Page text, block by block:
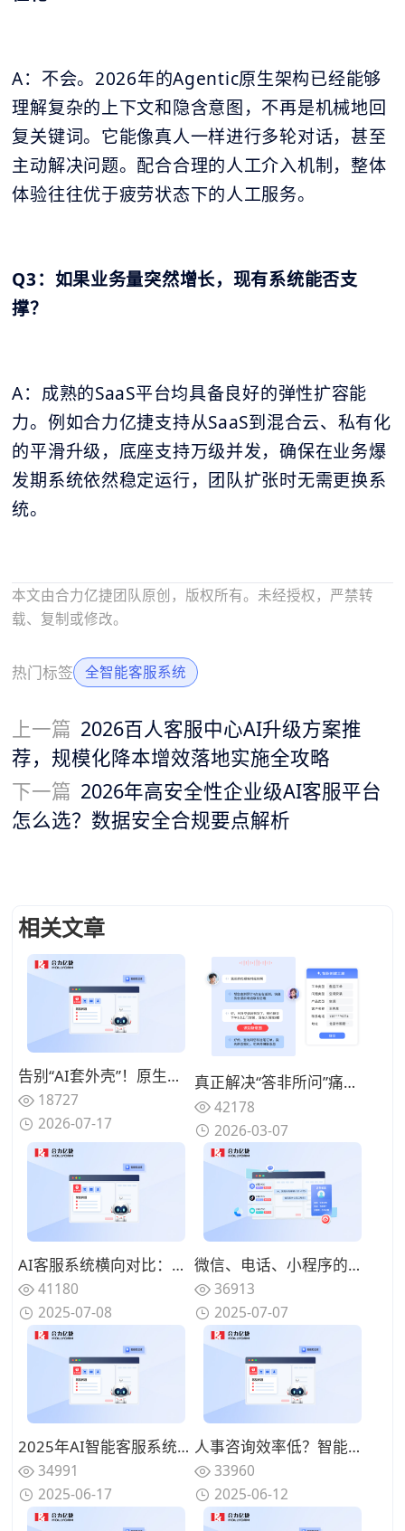
A：不会。2026年的Agentic原生架构已经能够
理解复杂的上下文和隐含意图，不再是机械地回
复关键词。它能像真人一样进行多轮对话，甚至
主动解决问题。配合合理的人工介入机制，整体
体验往往优于疲劳状态下的人工服务。
Q3：如果业务量突然增长，现有系统能否支
撑？
A：成熟的SaaS平台均具备良好的弹性扩容能
力。例如合力亿捷支持从SaaS到混合云、私有化
的平滑升级，底座支持万级并发，确保在业务爆
发期系统依然稳定运行，团队扩张时无需更换系
统。
本文由合力亿捷团队原创，版权所有。未经授权，严禁转
载、复制或修改。
热门标签 全智能客服系统
上一篇 2026百人客服中心AI升级方案推
荐，规模化降本增效落地实施全攻略
下一篇 2026年高安全性企业级AI客服平台
怎么选？数据安全合规要点解析
相关文章
告别“AI套外壳”！原生集成呼叫中心+AI电话客服+工单系统的全栈厂商推荐
18727
2026-07-17
真正解决“答非所问”痛点：2026年基于语义理解深度的智能客服机器人能力拆解与优选
42178
2026-03-07
AI客服系统横向对比：深度评测主流品牌优缺点
41180
2025-07-08
微信、电话、小程序的客户消息如何整合？如何利用智能客服实现全渠道对接？
36913
2025-07-07
2025年AI智能客服系统怎么选？这几家厂商值得关注
34991
2025-06-17
人事咨询效率低？智能客服系统实时应答，3步解决90%高频问题
33960
2025-06-12